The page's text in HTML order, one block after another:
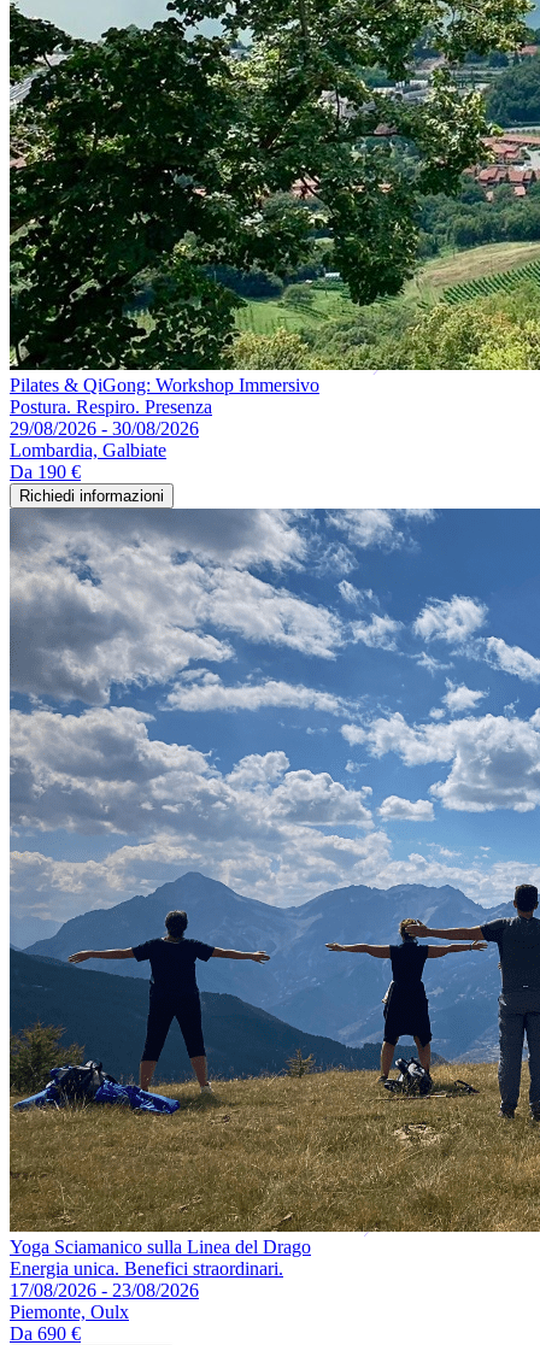
Pilates & QiGong: Workshop Immersivo
Postura. Respiro. Presenza
29/08/2026 - 30/08/2026
Lombardia, Galbiate
Da 190 €
Richiedi informazioni
Yoga Sciamanico sulla Linea del Drago
Energia unica. Benefici straordinari.
17/08/2026 - 23/08/2026
Piemonte, Oulx
Da 690 €